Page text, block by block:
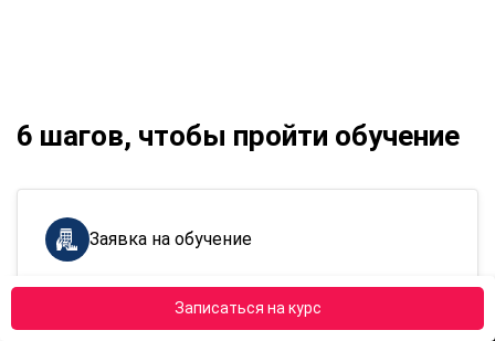
Записаться на курс
6 шагов, чтобы пройти обучение
Заявка на обучение
zayavki@apokdpo.ru